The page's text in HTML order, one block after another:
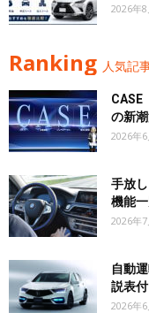
2026年
Ranking 人気記
CASE
の新
2026年
手放
機能
2026年
自動
説表付
2026年